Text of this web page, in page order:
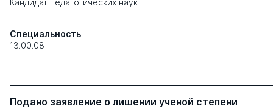
Кандидат педагогических наук
Специальность
13.00.08
Подано заявление о лишении ученой степени